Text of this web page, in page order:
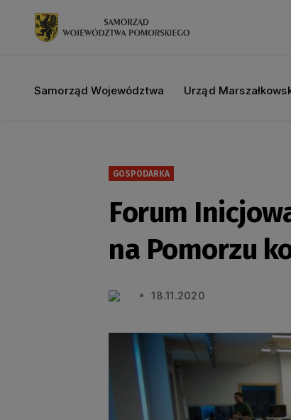
Samorząd Województwa Urząd
GOSPODARKA
Forum
na Pomorzu
18.11.2020